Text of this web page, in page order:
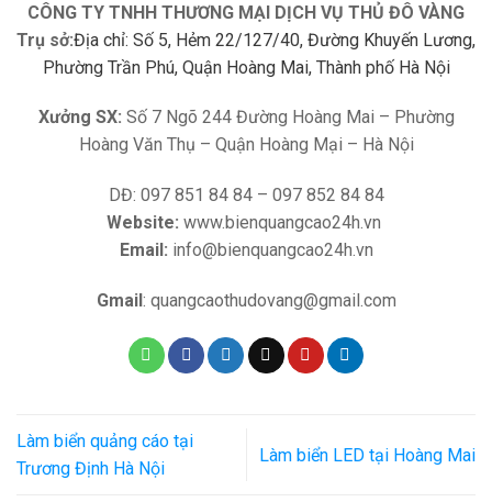
CÔNG TY TNHH THƯƠNG MẠI DỊCH VỤ THỦ ĐÔ VÀNG
Trụ sở:Địa chỉ: Số 5, Hẻm 22/127/40, Đường Khuyến Lương,
Phường Trần Phú, Quận Hoàng Mai, Thành phố Hà Nội
Xưởng SX: Số 7 Ngõ 244 Đường Hoàng Mai – Phường
Hoàng Văn Thụ – Quận Hoàng Mại – Hà Nội
DĐ: 097 851 84 84 – 097 852 84 84
Website: www.bienquangcao24h.vn
Email: info@bienquangcao24h.vn
Gmail: quangcaothudovang@gmail.com
Làm biển quảng cáo tại
Trương Định Hà Nội
Làm biển LED tại Hoàng Mai